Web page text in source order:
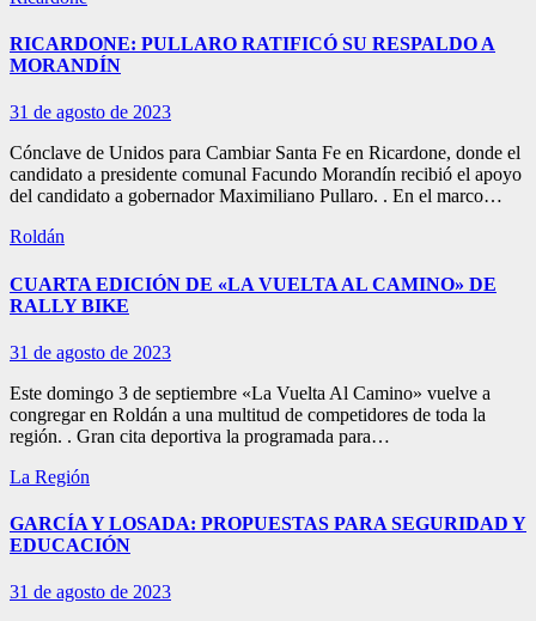
RICARDONE: PULLARO RATIFICÓ SU RESPALDO A
MORANDÍN
31 de agosto de 2023
Cónclave de Unidos para Cambiar Santa Fe en Ricardone, donde el
candidato a presidente comunal Facundo Morandín recibió el apoyo
del candidato a gobernador Maximiliano Pullaro. . En el marco…
Roldán
CUARTA EDICIÓN DE «LA VUELTA AL CAMINO» DE
RALLY BIKE
31 de agosto de 2023
Este domingo 3 de septiembre «La Vuelta Al Camino» vuelve a
congregar en Roldán a una multitud de competidores de toda la
región. . Gran cita deportiva la programada para…
La Región
GARCÍA Y LOSADA: PROPUESTAS PARA SEGURIDAD Y
EDUCACIÓN
31 de agosto de 2023